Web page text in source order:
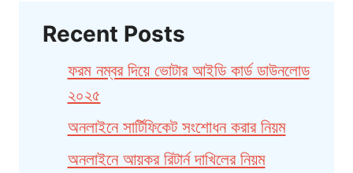
Recent Posts
ফরম নম্বর দিয়ে ভোটার আইডি কার্ড ডাউনলোড
২০২৫
অনলাইনে সার্টিফিকেট সংশোধন করার নিয়ম
অনলাইনে আয়কর রিটার্ন দাখিলের নিয়ম